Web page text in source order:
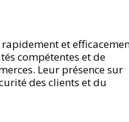
et
compétentes et de
Leur présence sur
des clients et du